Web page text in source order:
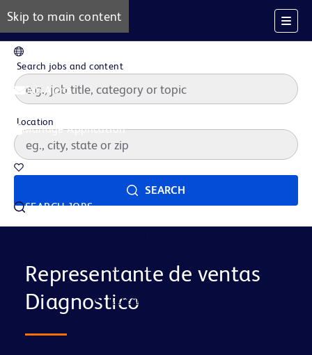
Skip to main content
Job Alerts
Manage Application
SEARCH JOBS
Life at BD
Career Areas
Search jobs and content
Location
SEARCH
Representante de ventas
Diagnostico